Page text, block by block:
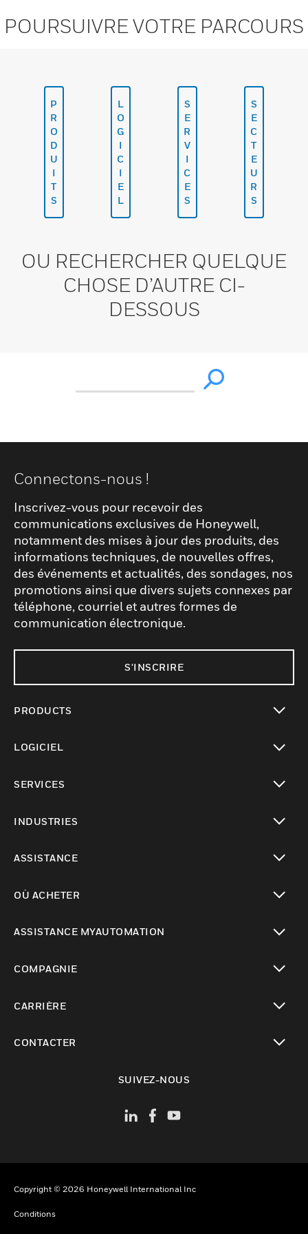
POURSUIVRE VOTRE PARCOURS
P
R
O
D
U
I
T
S
L
O
G
I
C
I
E
L
S
E
R
V
I
C
E
S
S
E
C
T
E
U
R
S
OU RECHERCHER QUELQUE
CHOSE D’AUTRE CI-
DESSOUS
Connectons-nous !
Inscrivez-vous pour recevoir des
communications exclusives de Honeywell,
notamment des mises à jour des produits, des
informations techniques, de nouvelles offres,
des événements et actualités, des sondages, nos
promotions ainsi que divers sujets connexes par
téléphone, courriel et autres formes de
communication électronique.
S'INSCRIRE
PRODUCTS
LOGICIEL
SERVICES
INDUSTRIES
ASSISTANCE
OÙ ACHETER
ASSISTANCE MYAUTOMATION
COMPAGNIE
CARRIÈRE
CONTACTER
SUIVEZ-NOUS
Copyright © 2026 Honeywell International Inc
Conditions